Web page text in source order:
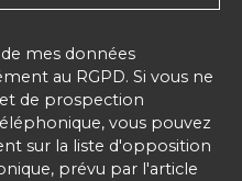
mes données
au RGPD. Si vous ne
de prospection
vous pouvez
sur la liste d'opposition
prévu par l'article